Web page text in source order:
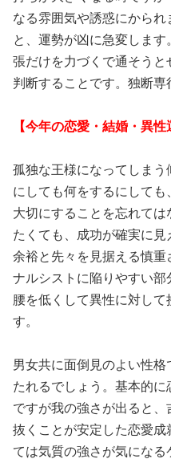
なる雰囲気や誘惑にから
と、運勢が凶に急変しま
張だけを力づくで通そう
判断することです。独断専
【今年の恋愛・結婚・異性
孤独な王様になってしま
にしても何をするにして
大切にすることを忘れては
たくても、成功が確実に
余裕と先々を見据える慎重
ナルシストに陥りやすい部
腰を低くして異性に対して
す。
男女共に面倒見のよい性
たれるでしょう。基本的
ですが我の強さが出ると
抜くことが安定した恋愛
ては気質の強さが気にな